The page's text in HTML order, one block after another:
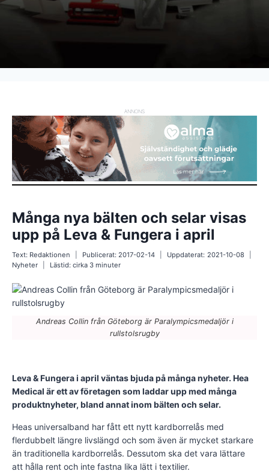
ANNONS
Många nya bälten och selar visas
upp på Leva & Fungera i april
Text: Redaktionen Publicerat: 2017-02-14 Uppdaterat: 2021-10-08
Nyheter
Lästid: cirka 3 minuter
Andreas Collin från Göteborg är Paralympicsmedaljör i
rullstolsrugby
Leva & Fungera i april väntas bjuda på många nyheter. Hea
Medical är ett av företagen som laddar upp med många
produktnyheter, bland annat inom bälten och selar.
Heas universalband har fått ett nytt kardborrelås med
flerdubbelt längre livslängd och som även är mycket starkare
än traditionella kardborrelås. Dessutom ska det vara lättare
att hålla rent och inte fastna lika lätt i textilier.